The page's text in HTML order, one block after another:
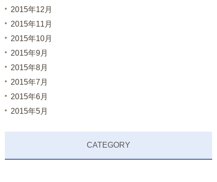
2015年12月
2015年11月
2015年10月
2015年9月
2015年8月
2015年7月
2015年6月
2015年5月
CATEGORY